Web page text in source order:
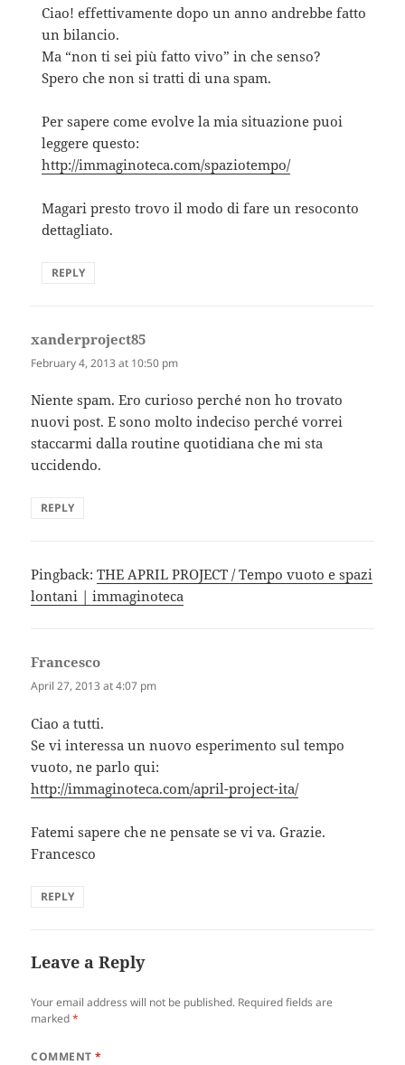
Ciao! effettivamente dopo un anno andrebbe fatto
un bilancio.
Ma “non ti sei più fatto vivo” in che senso?
Spero che non si tratti di una spam.
Per sapere come evolve la mia situazione puoi
leggere questo:
http://immaginoteca.com/spaziotempo/
Magari presto trovo il modo di fare un resoconto
dettagliato.
REPLY
xanderproject85
February 4, 2013 at 10:50 pm
Niente spam. Ero curioso perché non ho trovato
nuovi post. E sono molto indeciso perché vorrei
staccarmi dalla routine quotidiana che mi sta
uccidendo.
REPLY
Pingback:THE APRIL PROJECT / Tempo vuoto e spazi
lontani | immaginoteca
Francesco
April 27, 2013 at 4:07 pm
Ciao a tutti.
Se vi interessa un nuovo esperimento sul tempo
vuoto, ne parlo qui:
http://immaginoteca.com/april-project-ita/
Fatemi sapere che ne pensate se vi va. Grazie.
Francesco
REPLY
Leave a Reply
Your email address will not be published. Required fields are
marked*
COMMENT*